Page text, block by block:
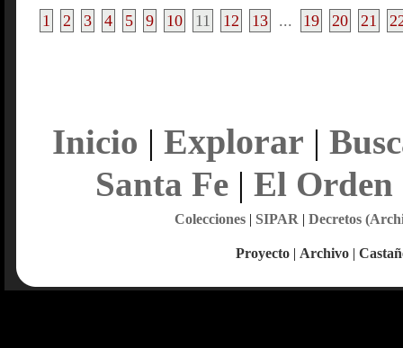
1 2 3 4 5 9 10 11 12 13 ... 19 20 21
Inicio | Explorar |
Santa Fe| El Orden
Colecciones| SIPAR | Decretos
Proyecto | Archivo |